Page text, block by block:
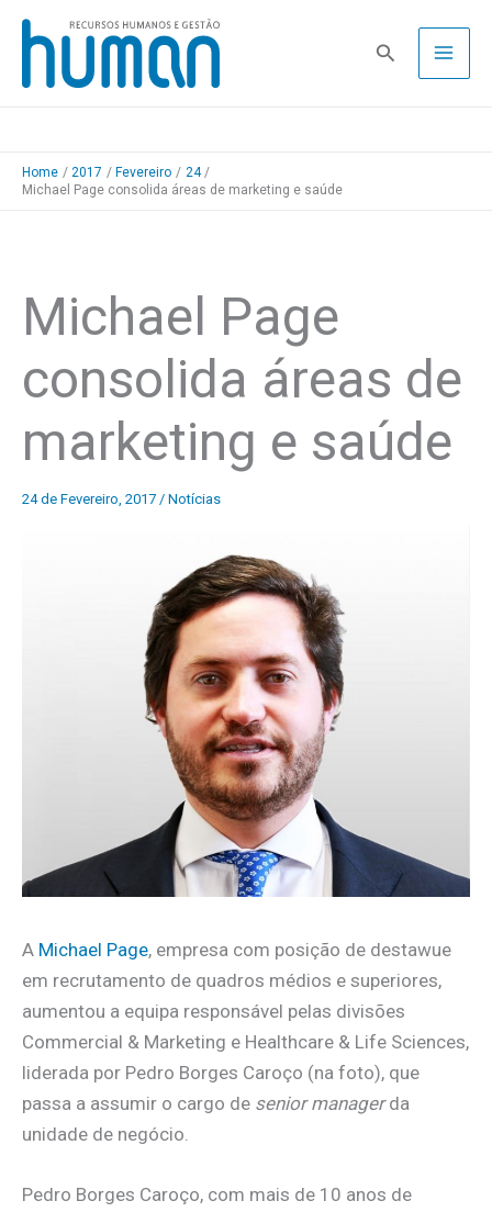
Skip
content
Pesquisa
Home 2017 Fevereiro
24
Michael Page consolida áreas de marketing e saúde
Michael Page
consolida áreas de
marketing e saúde
24 de Fevereiro, 2017 / Notícias
A Michael Page, empresa com posição de destawue
em recrutamento de quadros médios e superiores,
aumentou a equipa responsável pelas divisões
Commercial & Marketing e Healthcare & Life Sciences,
liderada por Pedro Borges Caroço (na foto), que
passa a assumir o cargo de senior managerda
unidade de negócio.
Pedro Borges Caroço, com mais de 10 anos de